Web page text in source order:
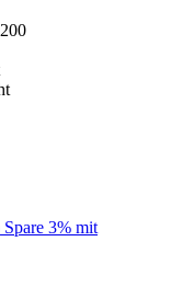
3% mit